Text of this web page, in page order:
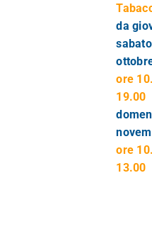
da
ore
19.00
ore
13.00